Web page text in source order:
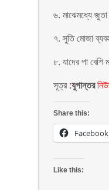
৬. মাঝেমধ্যে জুতা
৭. সুতি মোজা
৮. যাদের পা
সূত্র :যুগান্তর
Share this:
Facebook
Like this: